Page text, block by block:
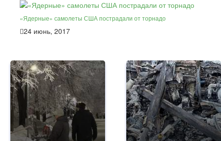
«Ядерные» самолеты США пострадали от торнадо
24 июнь, 2017